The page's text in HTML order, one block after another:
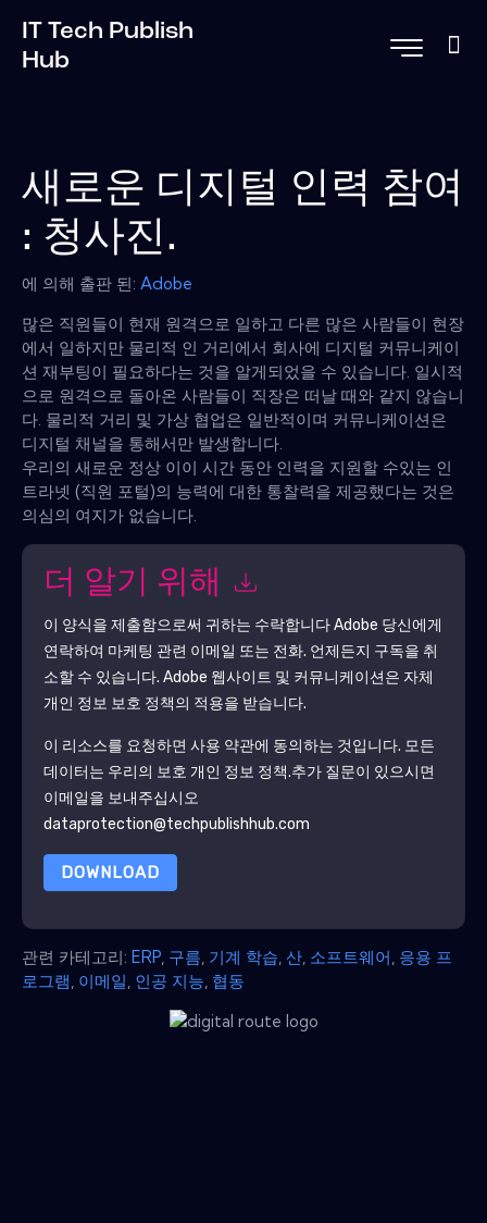
IT Tech Publish
Hub
새로운 디지털 인력 참여
: 청사진.
에 의해 출판 된: Adobe
많은 직원들이 현재 원격으로 일하고 다른 많은 사람들이 현장
에서 일하지만 물리적 인 거리에서 회사에 디지털 커뮤니케이
션 재부팅이 필요하다는 것을 알게되었을 수 있습니다. 일시적
으로 원격으로 돌아온 사람들이 직장은 떠날 때와 같지 않습니
다. 물리적 거리 및 가상 협업은 일반적이며 커뮤니케이션은
디지털 채널을 통해서만 발생합니다.
우리의 새로운 정상 이이 시간 동안 인력을 지원할 수있는 인
트라넷 (직원 포털)의 능력에 대한 통찰력을 제공했다는 것은
의심의 여지가 없습니다.
더 알기 위해
이 양식을 제출함으로써 귀하는 수락합니다Adobe 당신에게
연락하여 마케팅 관련 이메일 또는 전화. 언제든지 구독을 취
소할 수 있습니다. Adobe 웹사이트 및 커뮤니케이션은 자체
개인 정보 보호 정책의 적용을 받습니다.
이 리소스를 요청하면 사용 약관에 동의하는 것입니다. 모든
데이터는 우리의 보호 개인 정보 정책.추가 질문이 있으시면
이메일을 보내주십시오
dataprotection@techpublishhub.com
DOWNLOAD
관련 카테고리: ERP 구름 기계 학습 산 소프트웨어 응용 프
로그램 이메일 인공 지능 협동